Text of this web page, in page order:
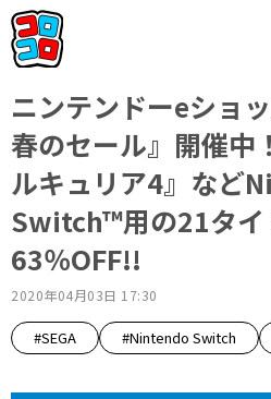
ニンテンドーeショ
春のセール』開催中
ルキュリア4』など
Switch™用の21タイ
63％OFF!!
2020年04月03日 17:30
#SEGA #Nintendo Switch